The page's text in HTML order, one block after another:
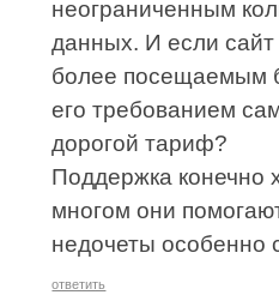
неограниченным
данных. И если
более посещаемым
его требованием
дорогой тариф?
Поддержка конечно
многом они
недочеты особенно
ответить